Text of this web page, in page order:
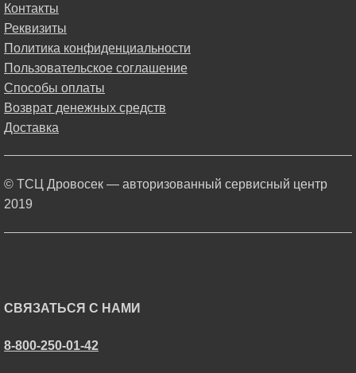
Контакты
Реквизиты
Политика конфиденциальности
Пользовательское соглашение
Способы оплаты
Возврат денежных средств
Доставка
© ТСЦ Дровосек — авторизованный сервисный центр
2019
СВЯЗАТЬСЯ С НАМИ
8-800-250-01-42